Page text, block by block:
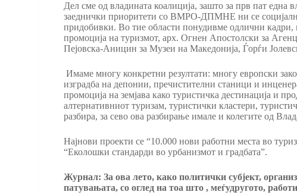
Дел сме од владината коалиција, зашто за прв пат една
заеднички приоритети со ВМРО-ДПМНЕ ни се
придобивки. Во тие области понудивме одлични кадри,
промоција на туризмот, арх. Огнен Апостолски за
Пејовска-Аницин за Музеи на Македонија, Ѓорѓи
Имаме многу конкретни резултати: многу европски
изградба на депонии, пречистителни станици и
промоција на земјава како туристичка дестинација и
алтернативниот туризам, туристички кластери,
разбира, за сево ова разбирање имале и колегите од
Најнови проекти се “10.000 нови работни места во
“Еколошки стандарди во урбанизмот и градбата”.
Журнал: За ова лето, како политички субјект,
патувањата, со оглед на тоа што , меѓудругото,